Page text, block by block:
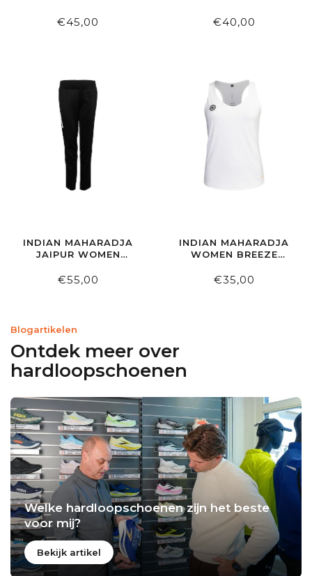
€45,00 €40,00
INDIAN MAHARADJA
JAIPUR WOMEN
EXTRA LONG BLACK
€55,00
INDIAN MAHARADJA
WOMEN BREEZE
€35,00
Blogartikelen
Ontdek meer over
hardloopschoenen
Welke hardloopschoenen zijn het beste
voor mij?
Bekijk artikel